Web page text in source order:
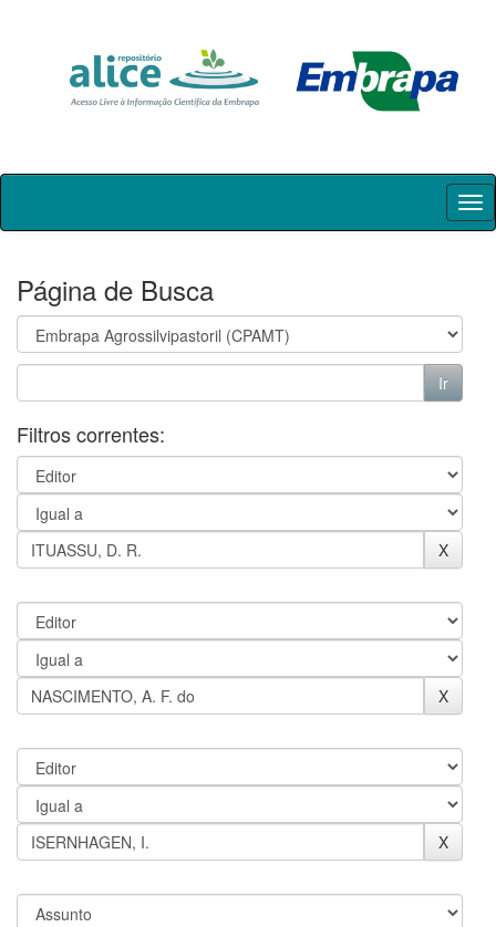
Skip
Página de Busca
Filtros correntes: